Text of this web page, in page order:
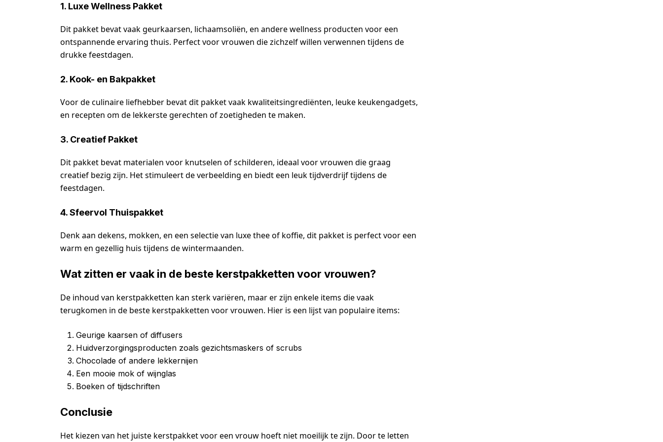
1. Luxe Wellness Pakket
Dit pakket bevat vaak geurkaarsen, lichaamsoliën, en andere wellness producten voor een
ontspannende ervaring thuis. Perfect voor vrouwen die zichzelf willen verwennen tijdens de
drukke feestdagen.
2. Kook- en Bakpakket
Voor de culinaire liefhebber bevat dit pakket vaak kwaliteitsingrediënten, leuke keukengadgets,
en recepten om de lekkerste gerechten of zoetigheden te maken.
3. Creatief Pakket
Dit pakket bevat materialen voor knutselen of schilderen, ideaal voor vrouwen die graag
creatief bezig zijn. Het stimuleert de verbeelding en biedt een leuk tijdverdrijf tijdens de
feestdagen.
4. Sfeervol Thuispakket
Denk aan dekens, mokken, en een selectie van luxe thee of koffie, dit pakket is perfect voor een
warm en gezellig huis tijdens de wintermaanden.
Wat zitten er vaak in de beste kerstpakketten voor vrouwen?
De inhoud van kerstpakketten kan sterk variëren, maar er zijn enkele items die vaak
terugkomen in de beste kerstpakketten voor vrouwen. Hier is een lijst van populaire items:
Geurige kaarsen of diffusers
Huidverzorgingsproducten zoals gezichtsmaskers of scrubs
Chocolade of andere lekkernijen
Een mooie mok of wijnglas
Boeken of tijdschriften
Conclusie
Het kiezen van het juiste kerstpakket voor een vrouw hoeft niet moeilijk te zijn. Door te letten